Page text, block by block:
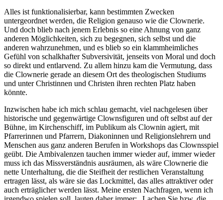
Alles ist funktionalisierbar, kann bestimmten Zwecken
untergeordnet werden, die Religion genauso wie die Clownerie.
Und doch blieb nach jenem Erlebnis so eine Ahnung von ganz
anderen Möglichkeiten, sich zu begegnen, sich selbst und die
anderen wahrzunehmen, und es blieb so ein klammheimliches
Gefühl von schalkhafter Subversivität, jenseits von Moral und doch
so direkt und entlarvend. Zu allem hinzu kam die Vermutung, dass
die Clownerie gerade an diesem Ort des theologischen Studiums
und unter Christinnen und Christen ihren rechten Platz haben
könnte.
Inzwischen habe ich mich schlau gemacht, viel nachgelesen über
historische und gegenwärtige Clownsfiguren und oft selbst auf der
Bühne, im Kirchenschiff, im Publikum als Clownin agiert, mit
Pfarrerinnen und Pfarrern, Diakoninnen und Religionslehrern und
Menschen aus ganz anderen Berufen in Workshops das Clownsspiel
geübt. Die Ambivalenzen tauchen immer wieder auf, immer wieder
muss ich das Missverständnis ausräumen, als wäre Clownerie die
nette Unterhaltung, die die Steifheit der restlichen Veranstaltung
ertragen lässt, als wäre sie das Lockmittel, das alles attraktiver oder
auch erträglicher werden lässt. Meine ersten Nachfragen, wenn ich